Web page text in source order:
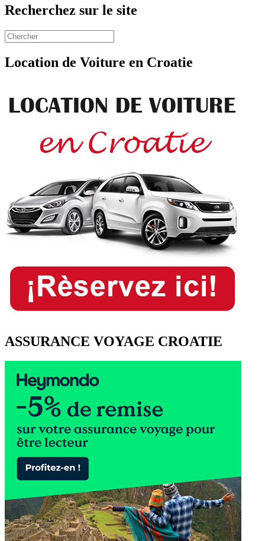
Recherchez sur le site
Location de Voiture en Croatie
ASSURANCE VOYAGE CROATIE